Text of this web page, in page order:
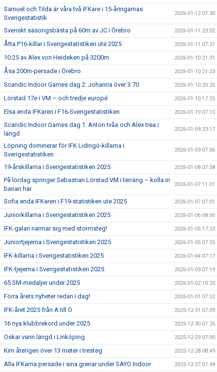
Samuel och Tilda är våra två IFKare i 15-åringarnas
Sverigestatistik
2026-01-12 07:30
Svenskt säsongsbästa på 60m av JC i Örebro 2026-01-11 23:02
Åtta P16-killar i Sverigestatistiken ute 2025 2026-01-11 07:21
10:25 av Alex von Heideken på 3200m 2026-01-10 21:31
Åsa 200m-persade i Örebro 2026-01-10 21:23
Scandic Indoor Games dag 2: Johanna över 3.70 2026-01-10 20:26
Lörstad 17e i VM – och tredje europé 2026-01-10 17:25
Elsa enda IFKaren i F16-Sverigestatistiken 2026-01-10 07:15
Scandic Indoor Games dag 1: Anton tvåa och Alex trea i
längd
2026-01-09 23:17
Löpning dominerar för IFK Lidingö-killarna i
Sverigestatistiken
2026-01-09 07:06
19-årskillarna i Sverigestatistiken 2025 2026-01-08 07:38
På lördag springer Sebastian Lörstad VM i terräng – kolla in
banan här
2026-01-07 11:01
Sofia enda IFKaren i F19-statistiken ute 2025 2026-01-07 07:01
Juniorkillarna i Sverigestatistiken 2025 2026-01-06 08:00
IFK-galan närmar sig med stormsteg! 2026-01-05 17:23
Juniortjejerna i Sverigestatistiken 2025 2026-01-05 07:25
IFK-killarna i Sverigestatistiken 2025 2026-01-04 07:17
IFK-tjejerna i Sverigestatistiken 2025 2026-01-03 07:19
65 SM-medaljer under 2025 2026-01-02 10:20
Förra årets nyheter redan i dag! 2026-01-01 07:52
IFK-året 2025 från A till Ö 2025-12-31 07:09
16 nya klubbrekord under 2025 2025-12-30 07:26
Oskar vann längd i Linköping 2025-12-29 07:00
Kim återigen över 13 meter i tresteg 2025-12-28 08:49
Alla IFKarna persade i sina grenar under SAYO Indoor 2025-12-27 07:48